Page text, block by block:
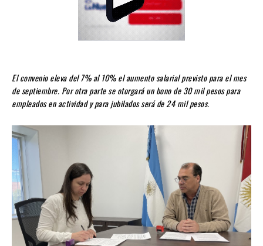
El convenio eleva del 7% al 10% el aumento salarial previsto para el mes
de septiembre. Por otra parte se otorgará un bono de 30 mil pesos para
empleados en actividad y para jubilados será de 24 mil pesos.